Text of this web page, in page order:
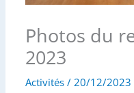
Photos du
2023
Activités /20/12/2023